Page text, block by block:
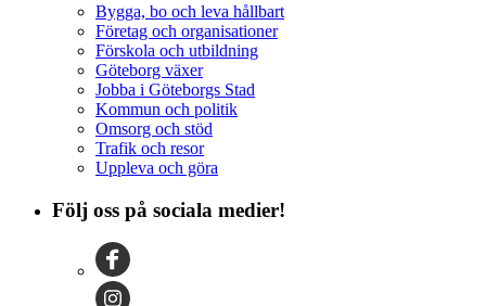
Bygga, bo och leva hållbart
Företag och organisationer
Förskola och utbildning
Göteborg växer
Jobba i Göteborgs Stad
Kommun och politik
Omsorg och stöd
Trafik och resor
Uppleva och göra
Följ oss på sociala medier!